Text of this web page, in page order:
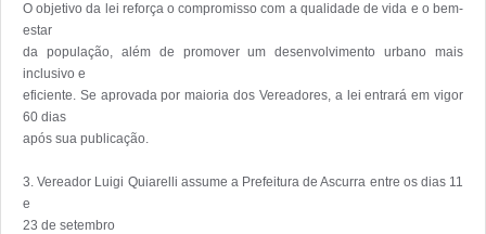
O objetivo da lei reforça o compromisso com a qualidade de vida e o bem-
estar
da população, além de promover um desenvolvimento urbano mais
inclusivo e
eficiente. Se aprovada por maioria dos Vereadores, a lei entrará em vigor
60 dias
após sua publicação.
3. Vereador Luigi Quiarelli assume a Prefeitura de Ascurra entre os dias 11
e
23 de setembro